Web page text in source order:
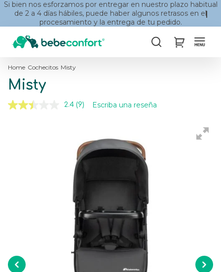
Si bien nos esforzamos por entregar en nuestro plazo habitual
de 2 a 4 días hábiles, puede haber algunos retrasos en el
procesamiento y la entrega de tu pedido.
BuscarMy Cart
Home Cochecitos Misty
Misty
2.4 Lea
en
la
misma
página.
(9) Escriba una reseña